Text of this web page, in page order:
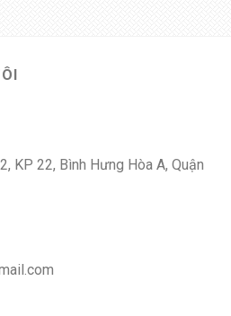
KP 22, Bình Hưng Hòa A, Quận